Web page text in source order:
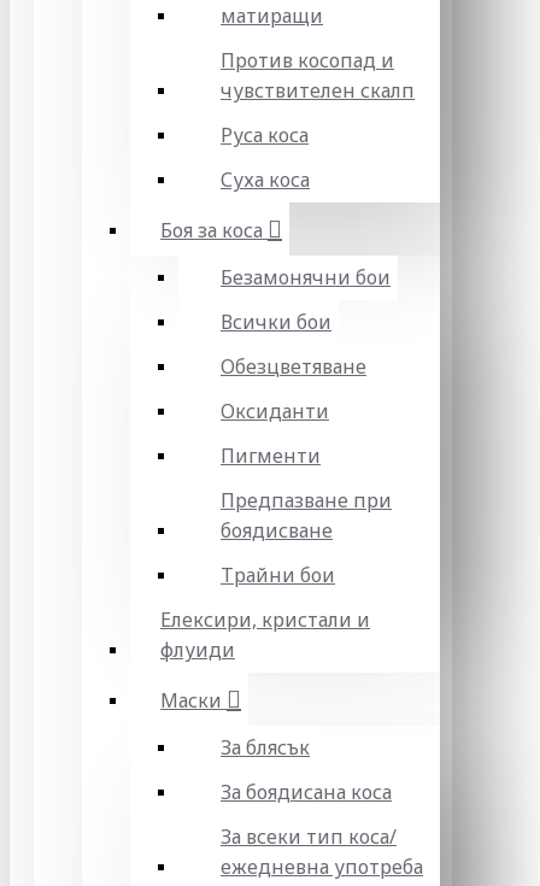
матиращи
Против косопад и
чувствителен скалп
Руса коса
Суха коса
Боя за коса
Безамонячни бои
Всички бои
Обезцветяване
Оксиданти
Пигменти
Предпазване при
боядисване
Трайни бои
Елексири, кристали и
флуиди
Маски
За блясък
За боядисана коса
За всеки тип коса/
ежедневна употреба